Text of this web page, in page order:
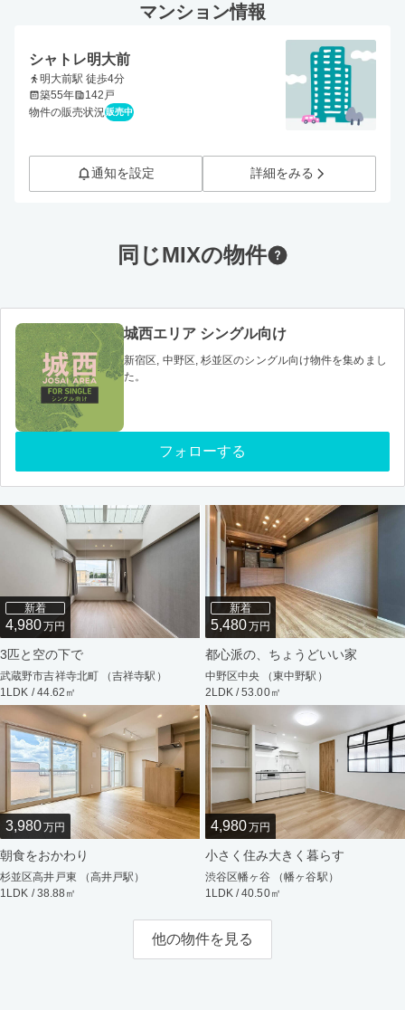
マンション情報
シャトレ明大前
明大前駅 徒歩4分
築55年
142戸
物件の販売状況 販売中
通知を設定 詳細をみる
同じMIXの物件
城西エリア シングル向け
新宿区, 中野区, 杉並区のシングル向け物件を集めまし
た。
フォローする
新着
4,980万円
3匹と空の下で
武蔵野市吉祥寺北町 （吉祥寺駅）
1LDK / 44.62㎡
新着
5,480万円
都心派の、ちょうどいい家
中野区中央 （東中野駅）
2LDK / 53.00㎡
3,980万円
朝食をおかわり
杉並区高井戸東 （高井戸駅）
1LDK / 38.88㎡
4,980万円
小さく住み大きく暮らす
渋谷区幡ヶ谷 （幡ヶ谷駅）
1LDK / 40.50㎡
他の物件を見る